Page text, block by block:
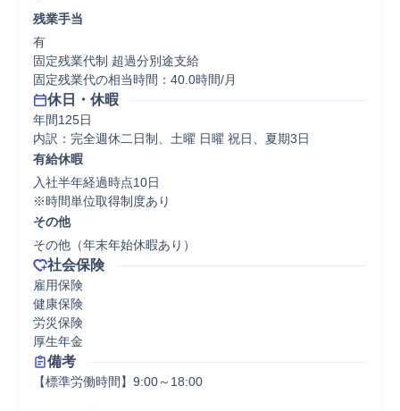
残業手当
有
固定残業代制 超過分別途支給
固定残業代の相当時間：40.0時間/月
休日・休暇
年間125日
内訳：完全週休二日制、土曜 日曜 祝日、夏期3日
有給休暇
入社半年経過時点10日
※時間単位取得制度あり
その他
その他（年末年始休暇あり）
社会保険
雇用保険
健康保険
労災保険
厚生年金
備考
【標準労働時間】9:00～18:00